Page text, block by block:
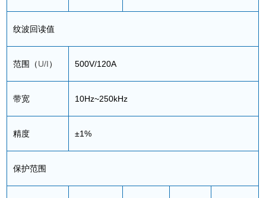
纹波回读值
范围（U/I） 500V/120A
带宽 10Hz~250kHz
精度 ±1%
保护范围